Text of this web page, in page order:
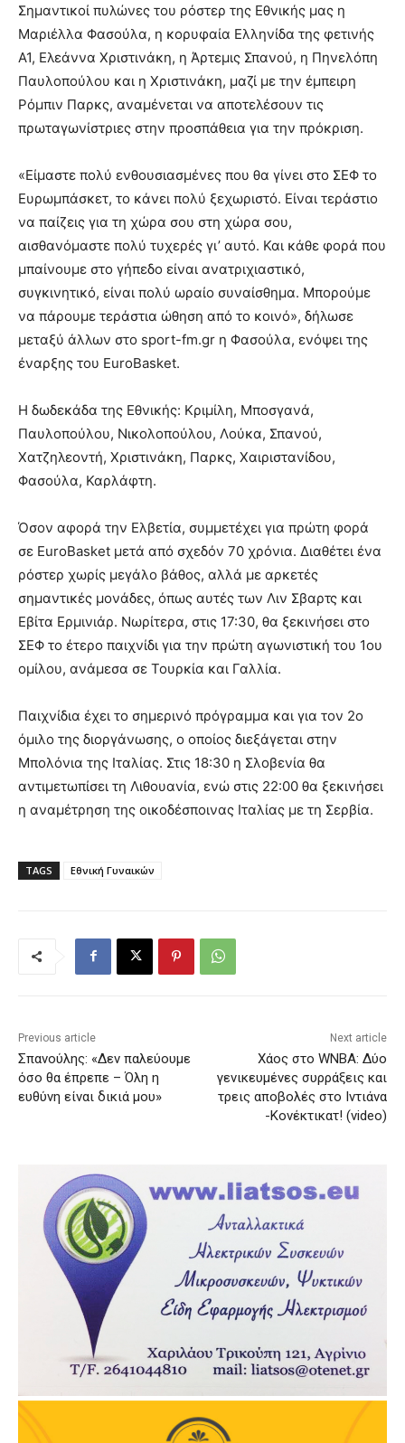
Σημαντικοί πυλώνες του ρόστερ της Εθνικής μας η
Μαριέλλα Φασούλα, η κορυφαία Ελληνίδα της φετινής
Α1, Ελεάννα Χριστινάκη, η Άρτεμις Σπανού, η Πηνελόπη
Παυλοπούλου και η Χριστινάκη, μαζί με την έμπειρη
Ρόμπιν Παρκς, αναμένεται να αποτελέσουν τις
πρωταγωνίστριες στην προσπάθεια για την πρόκριση.
«Είμαστε πολύ ενθουσιασμένες που θα γίνει στο ΣΕΦ το
Ευρωμπάσκετ, το κάνει πολύ ξεχωριστό. Είναι τεράστιο
να παίζεις για τη χώρα σου στη χώρα σου,
αισθανόμαστε πολύ τυχερές γι’ αυτό. Και κάθε φορά που
μπαίνουμε στο γήπεδο είναι ανατριχιαστικό,
συγκινητικό, είναι πολύ ωραίο συναίσθημα. Μπορούμε
να πάρουμε τεράστια ώθηση από το κοινό», δήλωσε
μεταξύ άλλων στο sport-fm.gr η Φασούλα, ενόψει της
έναρξης του EuroBasket.
Η δωδεκάδα της Εθνικής: Κριμίλη, Μποσγανά,
Παυλοπούλου, Νικολοπούλου, Λούκα, Σπανού,
Χατζηλεοντή, Χριστινάκη, Παρκς, Χαιριστανίδου,
Φασούλα, Καρλάφτη.
Όσον αφορά την Ελβετία, συμμετέχει για πρώτη φορά
σε EuroBasket μετά από σχεδόν 70 χρόνια. Διαθέτει ένα
ρόστερ χωρίς μεγάλο βάθος, αλλά με αρκετές
σημαντικές μονάδες, όπως αυτές των Λιν Σβαρτς και
Εβίτα Ερμινιάρ. Νωρίτερα, στις 17:30, θα ξεκινήσει στο
ΣΕΦ το έτερο παιχνίδι για την πρώτη αγωνιστική του 1ου
ομίλου, ανάμεσα σε Τουρκία και Γαλλία.
Παιχνίδια έχει το σημερινό πρόγραμμα και για τον 2ο
όμιλο της διοργάνωσης, ο οποίος διεξάγεται στην
Μπολόνια της Ιταλίας. Στις 18:30 η Σλοβενία θα
αντιμετωπίσει τη Λιθουανία, ενώ στις 22:00 θα ξεκινήσει
η αναμέτρηση της οικοδέσποινας Ιταλίας με τη Σερβία.
TAGS Εθνική Γυναικών
Previous article
Σπανούλης: «Δεν παλεύουμε
όσο θα έπρεπε – Όλη η
ευθύνη είναι δικιά μου»
Next article
Χάος στο WNBA: Δύο
γενικευμένες συρράξεις και
τρεις αποβολές στο Ιντιάνα
-Κονέκτικατ! (video)